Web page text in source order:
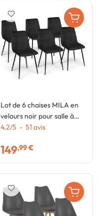
Lot de 6 chaises MILA en
velours noir pour salle à
manger
4.2/5 - 51 avis
149,99 €
favorite_border
favorite_border